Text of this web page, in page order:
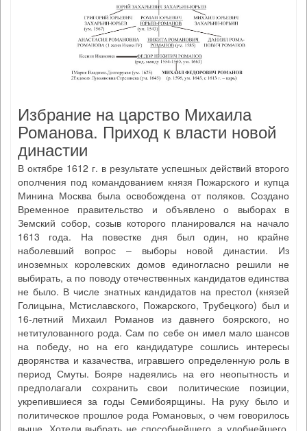
Избрание на царство Михаила
Романова. Приход к власти новой
династии
В октябре 1612 г. в результате успешных действий второго
ополчения под командованием князя Пожарского и купца
Минина Москва была освобождена от поляков. Создано
Временное правительство и объявлено о выборах в
Земский собор, созыв которого планировался на начало
1613 года. На повестке дня был один, но крайне
наболевший вопрос – выборы новой династии. Из
иноземных королевских домов единогласно решили не
выбирать, а по поводу отечественных кандидатов единства
не было. В числе знатных кандидатов на престол (князей
Голицына, Мстиславского, Пожарского, Трубецкого) был и
16-летний Михаил Романов из давнего боярского, но
нетитулованного рода. Сам по себе он имел мало шансов
на победу, но на его кандидатуре сошлись интересы
дворянства и казачества, игравшего определенную роль в
период Смуты. Бояре надеялись на его неопытность и
предполагали сохранить свои политические позиции,
укрепившиеся за годы Семибоярщины. На руку было и
политическое прошлое рода Романовых, о чем говорилось
выше. Хотели выбрать не способнейшего, а удобнейшего.